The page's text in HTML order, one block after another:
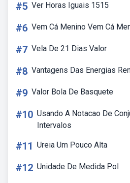
#5 Ver Horas Iguais 1515
#6 Vem Cá Menino Vem Cá
#7 Vela De 21 Dias Valor
#8 Vantagens Das Energias
#9 Valor Bola De Basquete
#10 Usando A Notacao De
Intervalos
#11 Ureia Um Pouco Alta
#12 Unidade De Medida Pol